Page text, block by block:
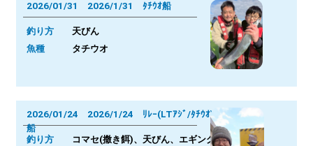
2026/01/31 2026/1/31 ﾀﾁｳｵ船
釣り方 天びん
魚種 タチウオ
2026/01/24 2026/1/24 ﾘﾚｰ(LTｱｼﾞ/ﾀﾁｳｵ)
船
釣り方
コマセ(撒き餌)、天びん、エギング